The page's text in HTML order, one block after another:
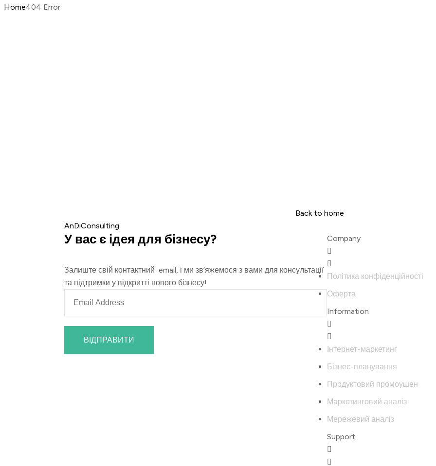
Home404 Error
Back to home
AnDiConsulting
У вас є ідея для бізнесу?
Залиште свій контактний email, і ми зв’яжемося з вами для консультації
та підтримки у відкритті нового бізнесу!
ВІДПРАВИТИ
Company
Політика конфіденційності
Оферта
Information
Інтернет-маркетинг
Бізнес-планування
Продуктовий промоушен
Маркетинговий аналіз
Мережевий аналіз
Support